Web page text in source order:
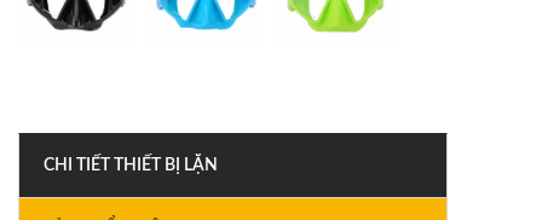
CHI TIẾT THIẾT BỊ LẶN